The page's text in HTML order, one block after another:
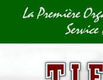
Image 01La Première